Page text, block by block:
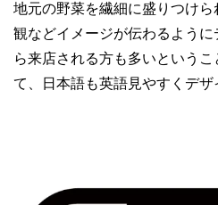
地元の野菜を繊細に盛りつけ
観などイメージが伝わるよう
ら来店される方も多いという
て、日本語も英語見やすくデザ